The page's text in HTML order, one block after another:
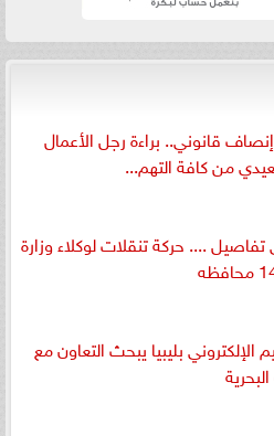
قانوني.. براءة رجل الأعمال
من كافة التهم...
.... حركة تنقلات لوكلاء وزارة
الإلكتروني بليبيا يبحث التعاون مع